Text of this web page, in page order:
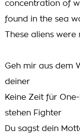
concentration of
found in the sea
These aliens
Geh mir aus dem
deiner
Keine Zeit für
stehen Fighter
Du sagst dein